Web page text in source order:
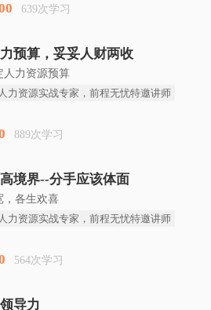
639次学习
预算，妥妥人财两收
人力资源预算
力资源实战专家，前程无忧特邀讲师
889次学习
境界--分手应该体面
，各生欢喜
力资源实战专家，前程无忧特邀讲师
564次学习
导力